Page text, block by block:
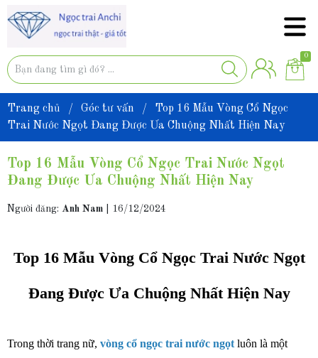
0
Trang chủ / Góc tư vấn /
Top 16 Mẫu Vòng Cổ Ngọc
Trai Nước Ngọt Đang Được Ưa Chuộng Nhất Hiện Nay
Top 16 Mẫu Vòng Cổ Ngọc Trai Nước Ngọt
Đang Được Ưa Chuộng Nhất Hiện Nay
Người đăng: Anh Nam 16/12/2024
Top 16 Mẫu Vòng Cổ Ngọc Trai Nước Ngọt
Đang Được Ưa Chuộng Nhất Hiện Nay
Trong thời trang nữ, vòng cổ ngọc trai nước ngọt luôn là một